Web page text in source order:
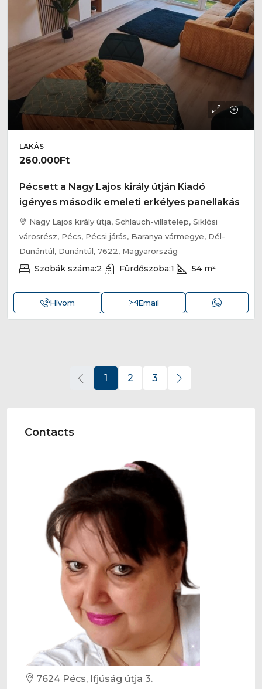
LAKÁS
260.000Ft
Pécsett a Nagy Lajos király útján Kiadó
igényes második emeleti erkélyes panellakás
Nagy Lajos király útja, Schlauch-villatelep, Siklósi
városrész, Pécs, Pécsi járás, Baranya vármegye, Dél-
Dunántúl, Dunántúl, 7622, Magyarország
Szobák száma:2 Fürdőszoba:1 54 m²
Hívom Email
1 2 3
Contacts
7624 Pécs, Ifjúság útja 3.